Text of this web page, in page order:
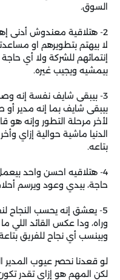
السوق.
لا بيهتم بتطويرهم او
إنتمائهم للشركة ولا أي
بيمشيه ويجيب غيره.
3- بيبقى شايف نفسة إنه
بيبقى شايف بما إنه مدير
لأخر مرحلة التطور وإنه هو
الدنيا ماشية حوالية إزاي
بتاعه.
4- هتلاقيه احسن واحد
حاجة، بيدي وعود ويرسم
5- يعشق إنه يحسب النجاح
وراه، ودا عكس القائد اللي
وبينسب أي نجاح للفريق
لو قعدنا نحصر عيوب المدير
لكن المهم هو إزاي تقدر